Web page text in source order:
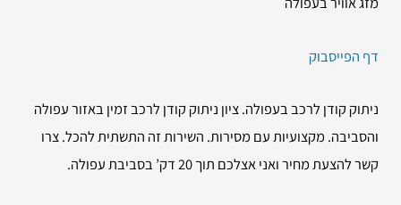
דף הפייסבוק
ניתוק קודן לרכב בעפולה. ציון ניתוק קודן לרכב זמין באזור עפולה
והסביבה. מקצועיות עם מסירות. השירות זה התשתית להכל. צרו
קשר להצעת מחיר ואני אצלכם תוך 20 דק’ בסביבת עפולה.